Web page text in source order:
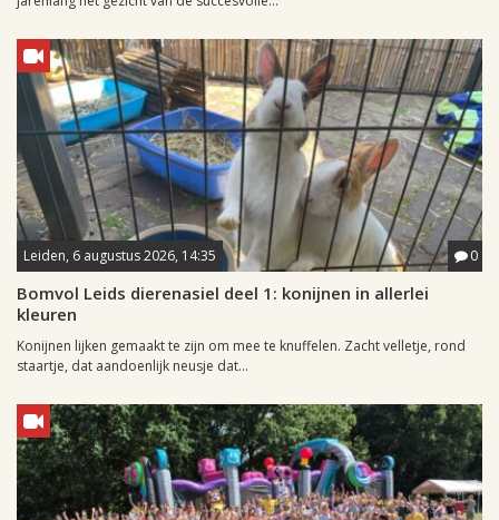
Leiden, 6 augustus 2026, 14:35 0
Bomvol Leids dierenasiel deel 1: konijnen in allerlei
kleuren
Konijnen lijken gemaakt te zijn om mee te knuffelen. Zacht velletje, rond
staartje, dat aandoenlijk neusje dat...